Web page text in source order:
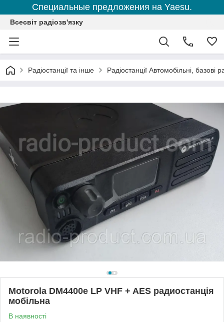
Специальные предложения на Yaesu.
Всесвіт радіозв'язку
Радіостанції та інше Радіостанції Автомобільні, базові
Motorola DM4400e LP VHF + AES радиостанція
мобільна
В наявності